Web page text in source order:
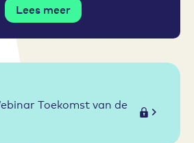
Lees meer
Toekomst van de